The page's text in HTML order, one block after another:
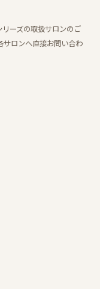
リーズの取扱サロンのご
サロンへ直接お問い合わ